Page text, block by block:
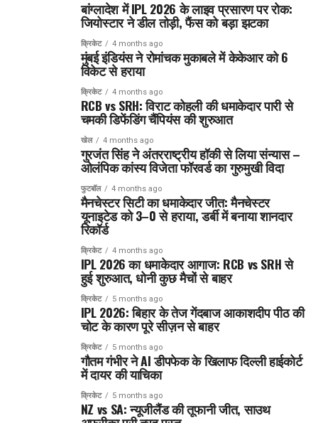
बांग्लादेश में IPL 2026 के लाइव प्रसारण पर रोक:
जियोस्टार ने डील तोड़ी, फैंस को बड़ा झटका
क्रिकेट 4 months ago
मुंबई इंडियंस ने रोमांचक मुकाबले में केकेआर को 6
विकेट से हराया
क्रिकेट 4 months ago
RCB vs SRH: विराट कोहली की धमाकेदार पारी से
चमकी डिफेंडिंग चैंपियंस की शुरुआत
खेल 4 months ago
गुरजंत सिंह ने अंतरराष्ट्रीय हॉकी से लिया संन्यास –
ओलंपिक कांस्य विजेता फॉरवर्ड का गुरुमुखी विदा
फुटबॉल 4 months ago
मैनचेस्टर सिटी का धमाकेदार जीत: मैनचेस्टर
यूनाइटेड को 3–0 से हराया, डर्बी में बनाया शानदार
रिकॉर्ड
क्रिकेट 4 months ago
IPL 2026 का धमाकेदार आगाज: RCB vs SRH से
हुई शुरुआत, धोनी कुछ मैचों से बाहर
क्रिकेट 5 months ago
IPL 2026: बिहार के तेज गेंदबाज आकाशदीप पीठ की
चोट के कारण पूरे सीज़न से बाहर
क्रिकेट 5 months ago
गौतम गंभीर ने AI डीपफेक के खिलाफ दिल्ली हाईकोर्ट
में दायर की याचिका
क्रिकेट 5 months ago
NZ vs SA: न्यूजीलैंड की तूफानी जीत, साउथ